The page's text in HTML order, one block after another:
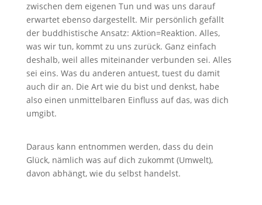
zwischen dem eigenen Tun und was uns darauf
erwartet ebenso dargestellt. Mir persönlich gefällt
der buddhistische Ansatz: Aktion=Reaktion. Alles,
was wir tun, kommt zu uns zurück. Ganz einfach
deshalb, weil alles miteinander verbunden sei. Alles
sei eins. Was du anderen antuest, tuest du damit
auch dir an. Die Art wie du bist und denkst, habe
also einen unmittelbaren Einfluss auf das, was dich
umgibt.
Daraus kann entnommen werden, dass du dein
Glück, nämlich was auf dich zukommt (Umwelt),
davon abhängt, wie du selbst handelst.